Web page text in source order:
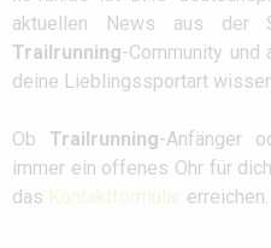
aktuellen News aus der
Trailrunning-Community
deine Lieblingssportart
Ob Trailrunning-Anfänger
immer ein offenes Ohr für
das Kontaktformular erreichen.